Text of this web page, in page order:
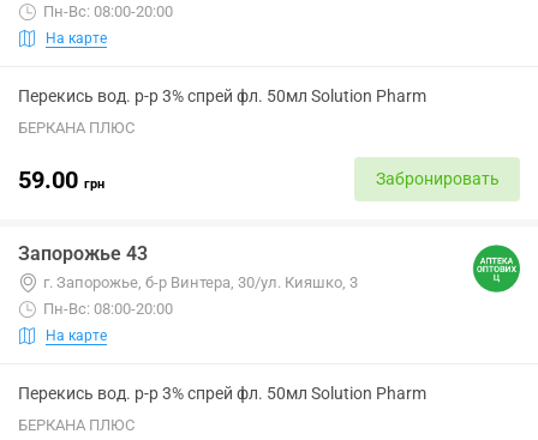
Пн-Вс: 08:00-20:00
На карте
Перекись вод. р-р 3% спрей фл. 50мл Solution Pharm
БЕРКАНА ПЛЮС
59.00 грн Забронировать
Запорожье 43
г. Запорожье, б-р Винтера, 30/ул. Кияшко, 3
Пн-Вс: 08:00-20:00
На карте
Перекись вод. р-р 3% спрей фл. 50мл Solution Pharm
БЕРКАНА ПЛЮС